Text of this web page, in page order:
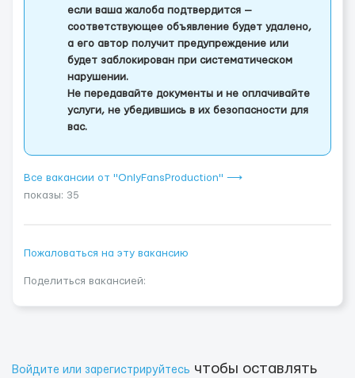
если ваша жалоба подтвердится —
соответствующее объявление будет удалено,
а его автор получит предупреждение или
будет заблокирован при систематическом
нарушении.
Не передавайте документы и не оплачивайте
услуги, не убедившись в их безопасности для
вас.
Все вакансии от "OnlyFansProduction" ⟶
показы: 35
Пожаловаться на эту вакансию
Поделиться вакансией:
Войдите или зарегистрируйтесь чтобы оставлять